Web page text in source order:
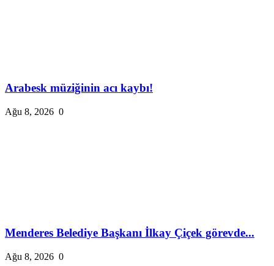
Arabesk müziğinin acı kaybı!
Ağu 8, 2026 0
Menderes Belediye Başkanı İlkay Çiçek görevde...
Ağu 8, 2026 0